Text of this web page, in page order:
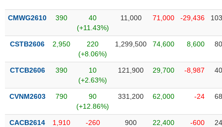
CMWG2610 390
40
(+11.43%)
11,000 71,000 -29,436
CSTB2606 2,950
220
(+8.06%)
1,299,500 74,600 8,600
CTCB2606 390
10
(+2.63%)
121,900 29,700 -8,987
CVNM2603 790
90
(+12.86%)
331,200 62,000 -24
CACB2614 1,910
-260
900 22,400 -600
CHĂM
SỨC
TÀI